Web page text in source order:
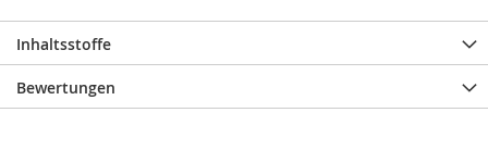
Inhaltsstoffe
Bewertungen